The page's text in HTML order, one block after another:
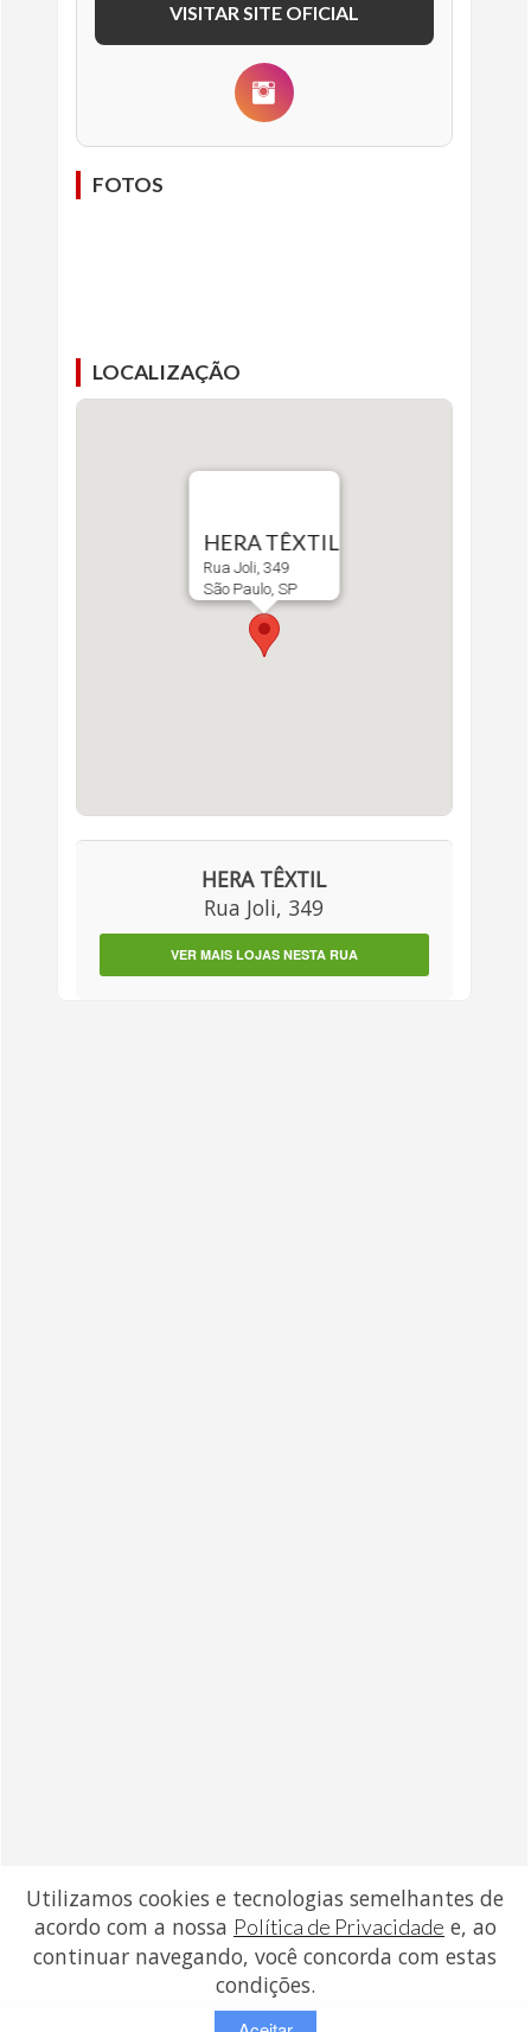
VISITAR SITE OFICIAL
FOTOS
LOCALIZAÇÃO
HERA TÊXTIL
Rua Joli, 349
São Paulo, SP
HERA TÊXTIL
Rua Joli, 349
VER MAIS LOJAS NESTA RUA
Utilizamos cookies e tecnologias semelhantes de
acordo com a nossa Política de Privacidade e, ao
continuar navegando, você concorda com estas
condições.